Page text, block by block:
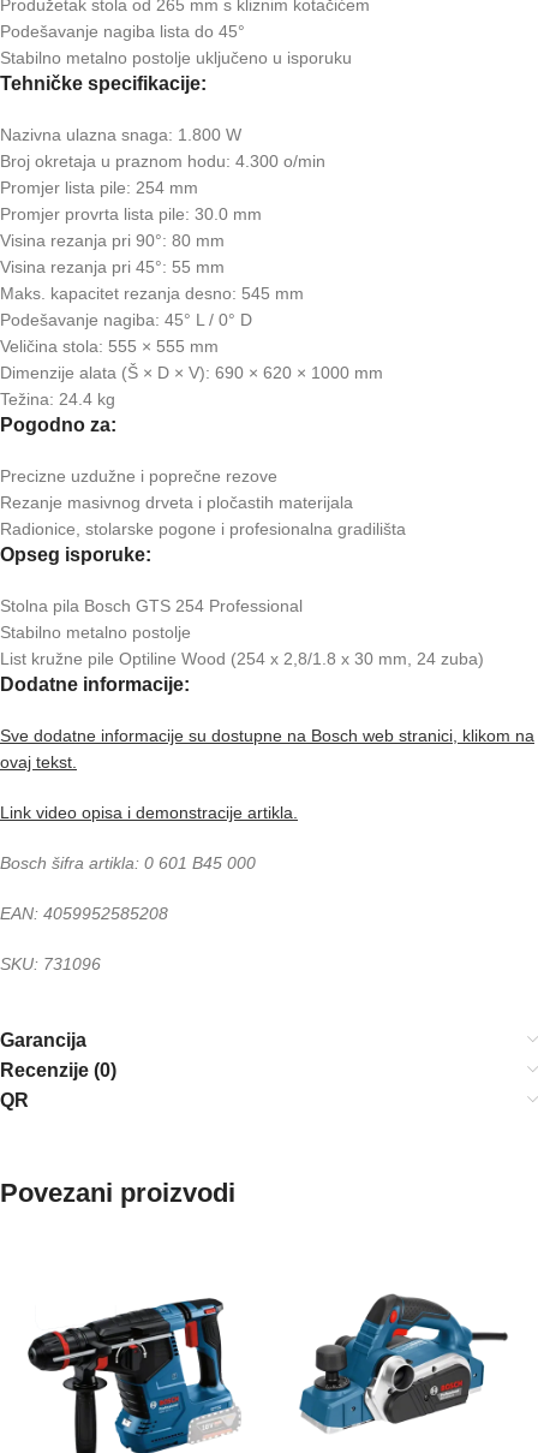
Produžetak stola od 265 mm s kliznim kotačićem
Podešavanje nagiba lista do 45°
Stabilno metalno postolje uključeno u isporuku
Tehničke specifikacije:
Nazivna ulazna snaga: 1.800 W
Broj okretaja u praznom hodu: 4.300 o/min
Promjer lista pile: 254 mm
Promjer provrta lista pile: 30.0 mm
Visina rezanja pri 90°: 80 mm
Visina rezanja pri 45°: 55 mm
Maks. kapacitet rezanja desno: 545 mm
Podešavanje nagiba: 45° L / 0° D
Veličina stola: 555 × 555 mm
Dimenzije alata (Š × D × V): 690 × 620 × 1000 mm
Težina: 24.4 kg
Pogodno za:
Precizne uzdužne i poprečne rezove
Rezanje masivnog drveta i pločastih materijala
Radionice, stolarske pogone i profesionalna gradilišta
Opseg isporuke:
Stolna pila Bosch GTS 254 Professional
Stabilno metalno postolje
List kružne pile Optiline Wood (254 x 2,8/1.8 x 30 mm, 24 zuba)
Dodatne informacije:
Sve dodatne informacije su dostupne na Bosch web stranici, klikom na
ovaj tekst.
Link video opisa i demonstracije artikla.
Bosch šifra artikla: 0 601 B45 000
EAN: 4059952585208
SKU: 731096
Garancija
Recenzije (0)
QR
Povezani proizvodi